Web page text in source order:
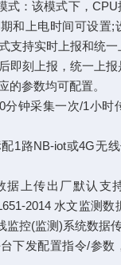
：该模式下，CPU
和上电时间可设置;
支持实时上报和统
即刻上报，统一上报
的参数均可配置。
钟采集一次/1小时
路NB-iot或4G无线
上传出厂默认支持
2014 水文监测
监控(监测)系统数据传
发配置指令/参数